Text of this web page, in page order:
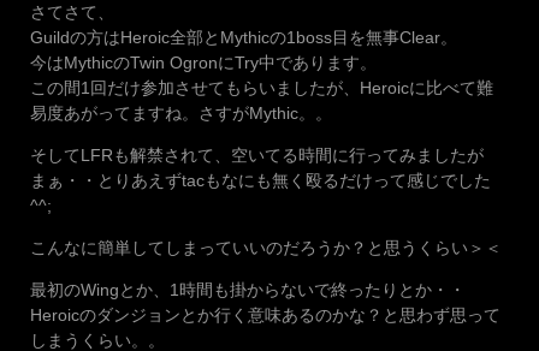
さてさて、
Guildの方はHeroic全部とMythicの1boss目を無事Clear。
今はMythicのTwin OgronにTry中であります。
この間1回だけ参加させてもらいましたが、Heroicに比べて難
易度あがってますね。さすがMythic。。
そしてLFRも解禁されて、空いてる時間に行ってみましたが
まぁ・・とりあえずtacもなにも無く殴るだけって感じでした
^^;
こんなに簡単してしまっていいのだろうか？と思うくらい＞＜
最初のWingとか、1時間も掛からないで終ったりとか・・
Heroicのダンジョンとか行く意味あるのかな？と思わず思って
しまうくらい。。